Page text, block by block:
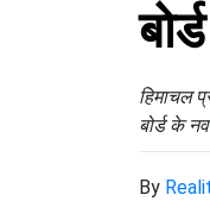
हिमाचल
बोर्ड के
By